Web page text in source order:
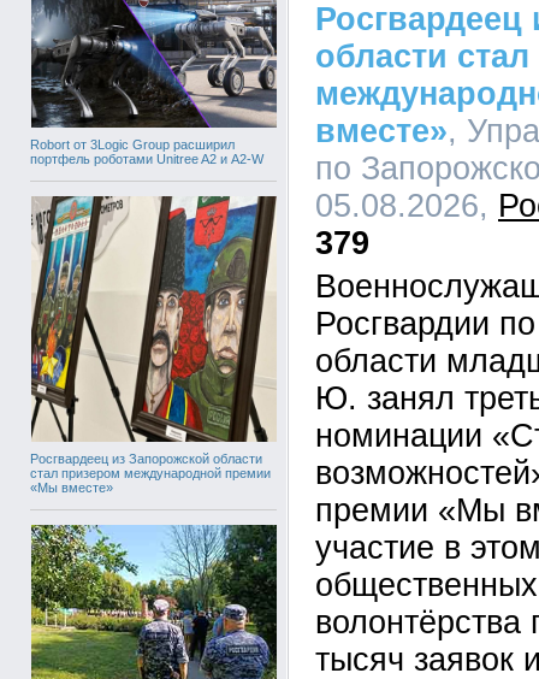
Robort от 3Logic Group расширил
портфель роботами Unitree A2 и A2-W
Росгвардеец из Запорожской области
стал призером международной премии
«Мы вместе»
Росгвардеец
области
вместе»,
по
05.08.2026,
379
Росгвардии
области
Ю. занял
номинации
премии «Мы
участие в
тысяч заявок